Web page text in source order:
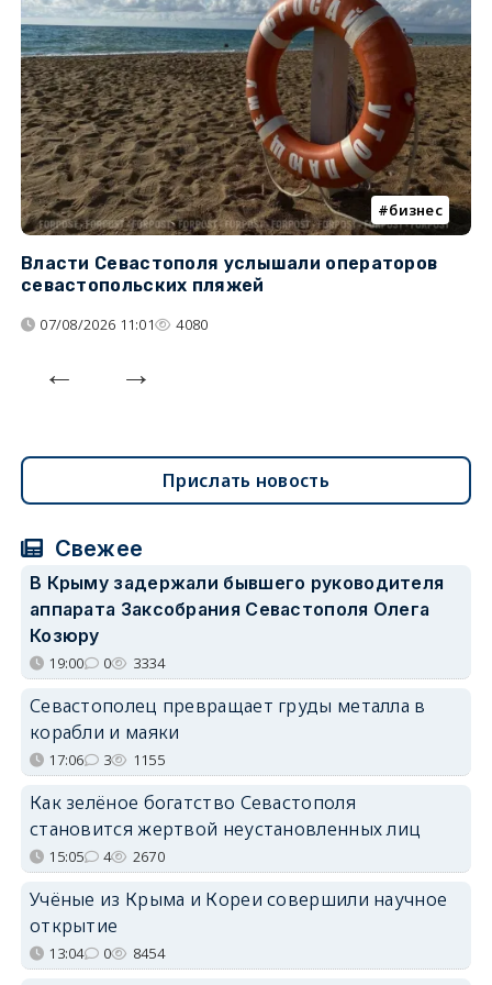
бизнес
Власти Севастополя услышали операторов
севастопольских пляжей
07/08/2026 11:01 4080
Прислать новость
Свежее
В Крыму задержали бывшего руководителя
аппарата Заксобрания Севастополя Олега
Козюру
19:00 0 3334
Севастополец превращает груды металла в
корабли и маяки
17:06 3 1155
Как зелёное богатство Севастополя
становится жертвой неустановленных лиц
15:05 4 2670
Учёные из Крыма и Кореи совершили научное
открытие
13:04 0 8454